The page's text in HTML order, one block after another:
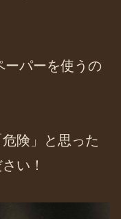
ーパーを使うの
険」と思った
い！